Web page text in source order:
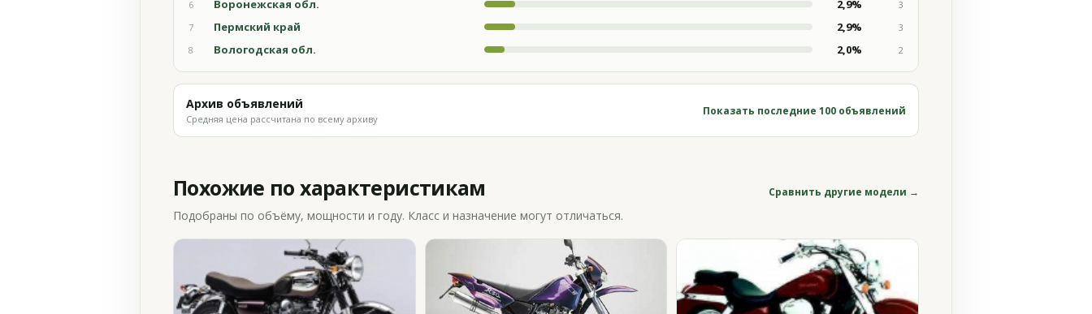
6
Воронежская обл. 2,9%
3
7
Пермский край 2,9%
3
8
Вологодская обл. 2,0% 2
Архив объявлений
Средняя цена рассчитана по всему архиву
Показать последние 100 объявлений
Похожие по характеристикам Сравнить другие модели →
Подобраны по объёму, мощности и году. Класс и назначение могут отличаться.